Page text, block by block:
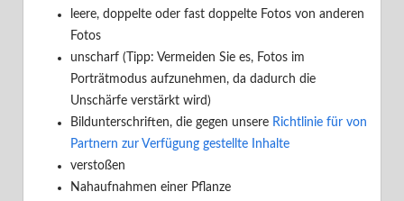
Datenschutz
Zurück zu Suchresultaten
Richtlinien für Fotos auf FeWo-direkt
Inseratsfotos
leere, doppelte oder fast doppelte Fotos von anderen
Fotos
unscharf (Tipp: Vermeiden Sie es, Fotos im
Porträtmodus aufzunehmen, da dadurch die
Unschärfe verstärkt wird)
Bildunterschriften, die gegen unsere Richtlinie für von
Partnern zur Verfügung gestellte Inhalte
verstoßen
Nahaufnahmen einer Pflanze